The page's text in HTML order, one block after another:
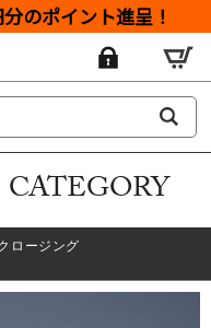
のポイント進呈！
CATEGORY
ロージング